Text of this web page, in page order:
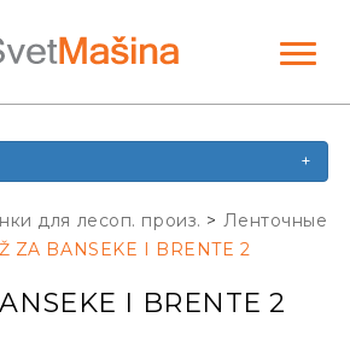
+
для лесоп. произ. > Ленточные
ZA BANSEKE I BRENTE 2
I BRENTE 2